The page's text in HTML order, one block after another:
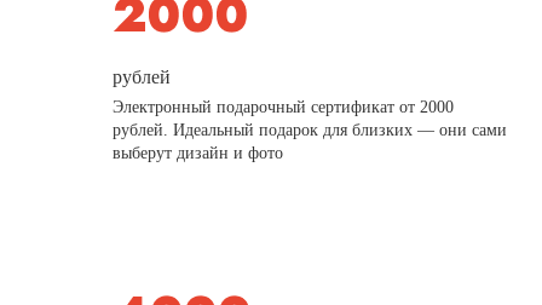
рублей
Электронный подарочный сертификат от 2000
рублей. Идеальный подарок для близких — они сами
выберут дизайн и фото